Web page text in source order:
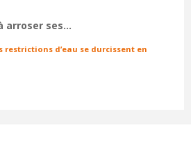
arroser ses…
restrictions d’eau se durcissent en